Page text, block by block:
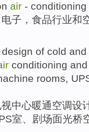
air - conditioning
电子 ， 食品行业和
design of cold
conditioning
rooms,
中心暖通空调设
室、剧场面光桥